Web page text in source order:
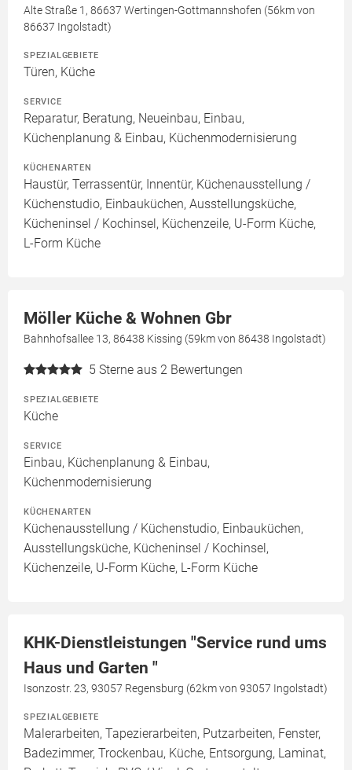
Alte Straße 1, 86637 Wertingen-Gottmannshofen (56km von
86637 Ingolstadt)
SPEZIALGEBIETE
Türen, Küche
SERVICE
Reparatur, Beratung, Neueinbau, Einbau,
Küchenplanung & Einbau, Küchenmodernisierung
KÜCHENARTEN
Haustür, Terrassentür, Innentür, Küchenausstellung /
Küchenstudio, Einbauküchen, Ausstellungsküche,
Kücheninsel / Kochinsel, Küchenzeile, U-Form Küche,
L-Form Küche
Möller Küche & Wohnen Gbr
Bahnhofsallee 13, 86438 Kissing (59km von 86438 Ingolstadt)
5 Sterne aus 2 Bewertungen
SPEZIALGEBIETE
Küche
SERVICE
Einbau, Küchenplanung & Einbau,
Küchenmodernisierung
KÜCHENARTEN
Küchenausstellung / Küchenstudio, Einbauküchen,
Ausstellungsküche, Kücheninsel / Kochinsel,
Küchenzeile, U-Form Küche, L-Form Küche
KHK-Dienstleistungen "Service rund ums
Haus und Garten "
Isonzostr. 23, 93057 Regensburg (62km von 93057 Ingolstadt)
SPEZIALGEBIETE
Malerarbeiten, Tapezierarbeiten, Putzarbeiten, Fenster,
Badezimmer, Trockenbau, Küche, Entsorgung, Laminat,